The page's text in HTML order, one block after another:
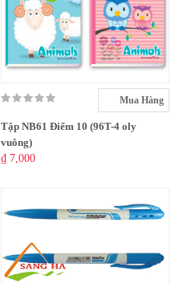
Mua Hàng
Tập NB61 Điểm 10 (96T-4 oly
vuông)
₫ 7,000